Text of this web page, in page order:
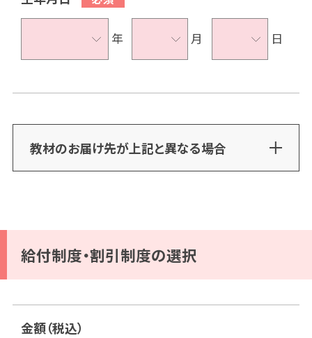
年 月 日
教材のお届け先が上記と異なる場合
給付制度・割引制度の選択
金額（税込）